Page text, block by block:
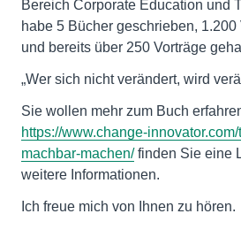
Bereich Corporate Education und
habe 5 Bücher geschrieben,
und bereits über 250 Vorträge
„Wer sich nicht verändert, wird
Sie wollen mehr zum Buch
https://www.change-
machbar-machen/finden Sie eine
weitere Informationen.
Ich freue mich von Ihnen zu hören.